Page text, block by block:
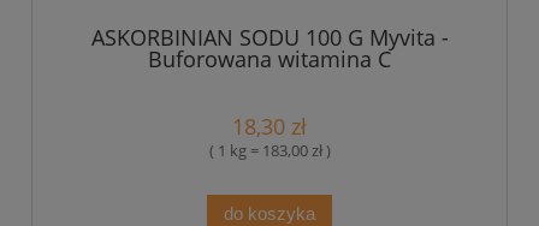
ASKORBINIAN SODU 100 G Myvita -
Buforowana witamina C
18,30 zł
( 1 kg = 183,00 zł )
do koszyka